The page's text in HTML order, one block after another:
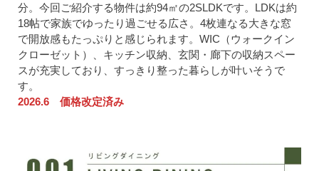
分。今回ご紹介する物件は約94㎡の2SLDKです。LDKは約
18帖で家族でゆったり過ごせる広さ。4枚連なる大きな窓
で開放感もたっぷりと感じられます。WIC（ウォークイン
クローゼット）、キッチン収納、玄関・廊下の収納スペー
スが充実しており、すっきり整った暮らしが叶いそうで
す。
2026.6 価格改定済み